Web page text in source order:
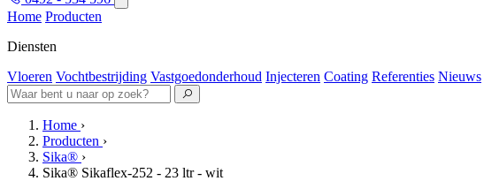
Home Producten
Diensten
Vloeren Vochtbestrijding Vastgoedonderhoud Injecteren Coating Referenties Nieuws
Home ›
Producten ›
Sika® ›
Sika® Sikaflex-252 - 23 ltr - wit